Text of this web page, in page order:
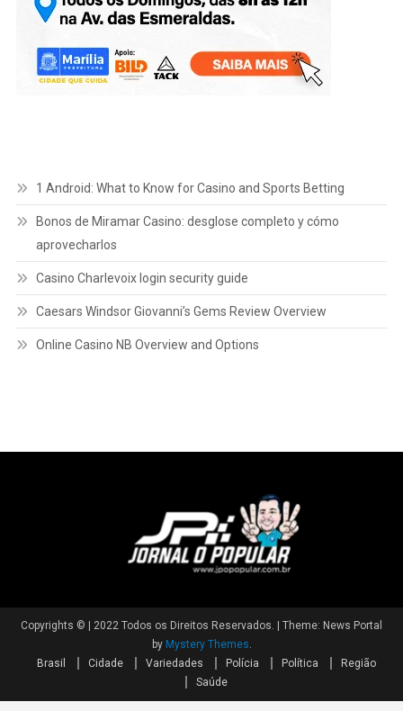
1 Android: What to Know for Casino and Sports Betting
Bonos de Miramar Casino: desglose completo y cómo
aprovecharlos
Casino Charlevoix login security guide
Caesars Windsor Giovanni’s Gems Review Overview
Online Casino NB Overview and Options
Copyrights © | 2022 Todos os Direitos Reservados. | Theme: News Portal
by Mystery Themes
Brasil
Cidade Variedades Polícia Política
Região
Saúde